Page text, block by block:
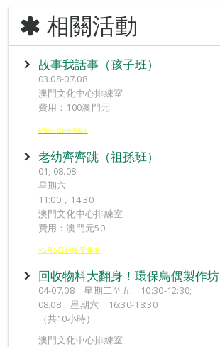
相關活動
故事我話事（孩子班）
03.08-07.08
澳門文化中心排練室
費用：100澳門元
※6 月5 日起接受報名
老幼齊齊跳（祖孫班）
01, 08.08
星期六
11:00，14:30
澳門文化中心排練室
費用：澳門元50
※6月5日起接受報名
回收物料大翻身！環保鳥偶製作坊
04-07.08 星期二至五 10:30-12:30;
08.08 星期六 16:30-18:30
（共10小時）
澳門文化中心排練室